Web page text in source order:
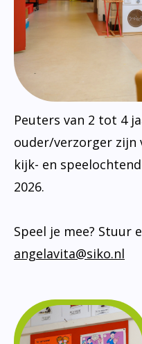
Peuters van 2 tot 4
ouder/verzorger zijn
kijk- en
2026.
Speel je mee? Stuur
angelavita@siko.nl